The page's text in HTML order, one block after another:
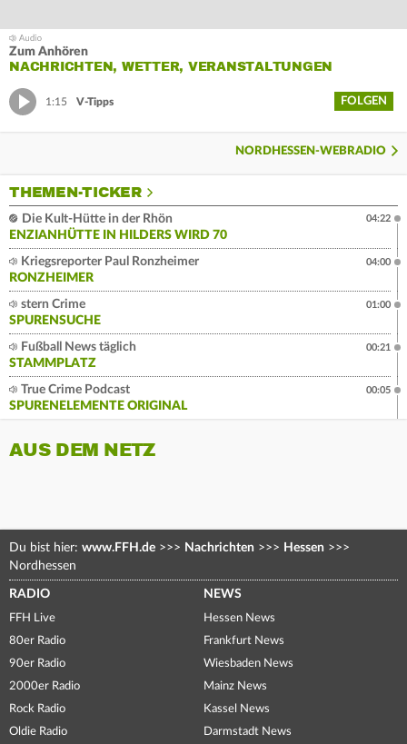
Zum Anhören
NACHRICHTEN, WETTER, VERANSTALTUNGEN
1:15 V-Tipps FOLGEN
NORDHESSEN-WEBRADIO
THEMEN-TICKER
Die Kult-Hütte in der Rhön
ENZIANHÜTTE IN HILDERS WIRD 70
04:22
Kriegsreporter Paul Ronzheimer
RONZHEIMER
04:00
stern Crime
SPURENSUCHE
01:00
Fußball News täglich
STAMMPLATZ
00:21
True Crime Podcast
SPURENELEMENTE ORIGINAL
00:05
AUS DEM NETZ
Du bist hier: www.FFH.de >>> Nachrichten >>> Hessen >>>
Nordhessen
RADIO
FFH Live
80er Radio
90er Radio
2000er Radio
Rock Radio
Oldie Radio
NEWS
Hessen News
Frankfurt News
Wiesbaden News
Mainz News
Kassel News
Darmstadt News